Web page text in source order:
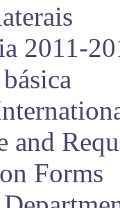
2011-
and
Forms